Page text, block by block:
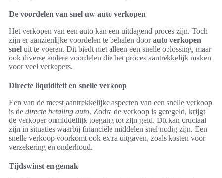
De voordelen van snel uw auto verkopen
Het verkopen van een auto kan een uitdagend proces zijn. Toch
zijn er aanzienlijke voordelen te behalen doorauto verkopen
snel uit te voeren. Dit biedt niet alleen een snelle oplossing, maar
ook diverse andere voordelen die het proces aantrekkelijk maken
voor veel verkopers.
Directe liquiditeit en snelle verkoop
Een van de meest aantrekkelijke aspecten van een snelle verkoop
is de directe betaling auto. Zodra de verkoop is geregeld, krijgt
de verkoper onmiddellijk toegang tot zijn geld. Dit kan cruciaal
zijn in situaties waarbij financiële middelen snel nodig zijn. Een
snelle verkoop voorkomt ook extra uitgaven, zoals kosten voor
verzekering en onderhoud.
Tijdswinst en gemak